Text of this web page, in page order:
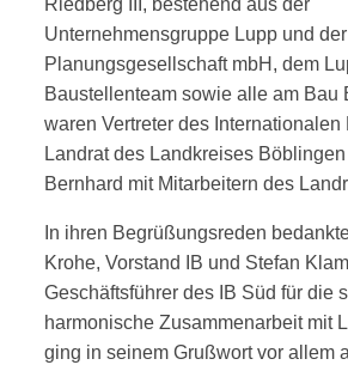
Riedberg III, bestehend aus der
Unternehmensgruppe Lupp und
Planungsgesellschaft mbH, dem
Baustellenteam sowie alle am Bau
waren Vertreter des
Landrat des Landkreises
Bernhard mit Mitarbeitern des
In ihren Begrüßungsreden
Krohe, Vorstand IB und Stefan
Geschäftsführer des IB Süd für die
harmonische Zusammenarbeit mit
ging in seinem Grußwort vor allem